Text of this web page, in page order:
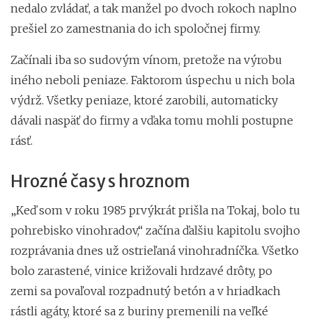
nedalo zvládať, a tak manžel po dvoch rokoch naplno
prešiel zo zamestnania do ich spoločnej firmy.
Začínali iba so sudovým vínom, pretože na výrobu
iného neboli peniaze. Faktorom úspechu u nich bola
výdrž. Všetky peniaze, ktoré zarobili, automaticky
dávali naspäť do firmy a vďaka tomu mohli postupne
rásť.
Hrozné časy s hroznom
„Keď som v roku 1985 prvýkrát prišla na Tokaj, bolo tu
pohrebisko vinohradov,“ začína ďalšiu kapitolu svojho
rozprávania dnes už ostrieľaná vinohradníčka. Všetko
bolo zarastené, vinice križovali hrdzavé drôty, po
zemi sa povaľoval rozpadnutý betón a v hriadkach
rástli agáty, ktoré sa z buriny premenili na veľké